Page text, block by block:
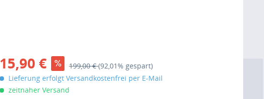
15,90 € 199,00 €(92,01% gespart)
Lieferung erfolgt Versandkostenfrei per E-Mail
zeitnaher Versand